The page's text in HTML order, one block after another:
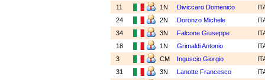
11
1N Diviccaro Domenico
24
2N Doronzo Michele
34
3N Falcone Giuseppe
18
1N Grimaldi Antonio
3
CM Inguscio Giorgio
31
3N Lanotte Francesco